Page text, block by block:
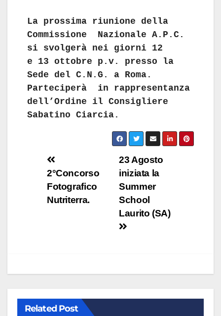
La prossima riunione della
Commissione Nazionale A.P.C.
si svolgerà nei giorni 12
e 13 ottobre p.v. presso la
Sede del C.N.G. a Roma.
Parteciperà in rappresentanza
dell’Ordine il Consigliere
Sabatino Ciarcia.
Navigazione
articoli
23 Agosto
iniziata la
Summer
School
Laurito (SA)
2°Concorso
Fotografico
Nutriterra.
Related Post